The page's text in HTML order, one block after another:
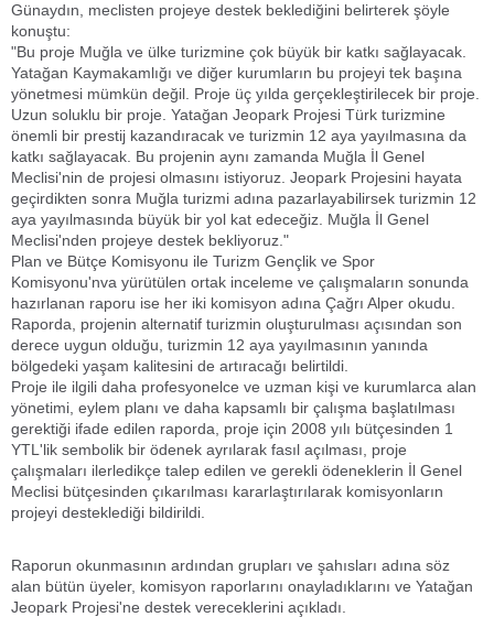
Günaydın, meclisten projeye destek beklediğini belirterek şöyle
konuştu:
"Bu proje Muğla ve ülke turizmine çok büyük bir katkı sağlayacak.
Yatağan Kaymakamlığı ve diğer kurumların bu projeyi tek başına
yönetmesi mümkün değil. Proje üç yılda gerçekleştirilecek bir proje.
Uzun soluklu bir proje. Yatağan Jeopark Projesi Türk turizmine
önemli bir prestij kazandıracak ve turizmin 12 aya yayılmasına da
katkı sağlayacak. Bu projenin aynı zamanda Muğla İl Genel
Meclisi'nin de projesi olmasını istiyoruz. Jeopark Projesini hayata
geçirdikten sonra Muğla turizmi adına pazarlayabilirsek turizmin 12
aya yayılmasında büyük bir yol kat edeceğiz. Muğla İl Genel
Meclisi'nden projeye destek bekliyoruz."
Plan ve Bütçe Komisyonu ile Turizm Gençlik ve Spor
Komisyonu'nva yürütülen ortak inceleme ve çalışmaların sonunda
hazırlanan raporu ise her iki komisyon adına Çağrı Alper okudu.
Raporda, projenin alternatif turizmin oluşturulması açısından son
derece uygun olduğu, turizmin 12 aya yayılmasının yanında
bölgedeki yaşam kalitesini de artıracağı belirtildi.
Proje ile ilgili daha profesyonelce ve uzman kişi ve kurumlarca alan
yönetimi, eylem planı ve daha kapsamlı bir çalışma başlatılması
gerektiği ifade edilen raporda, proje için 2008 yılı bütçesinden 1
YTL'lik sembolik bir ödenek ayrılarak fasıl açılması, proje
çalışmaları ilerledikçe talep edilen ve gerekli ödeneklerin İl Genel
Meclisi bütçesinden çıkarılması kararlaştırılarak komisyonların
projeyi desteklediği bildirildi.
Raporun okunmasının ardından grupları ve şahısları adına söz
alan bütün üyeler, komisyon raporlarını onayladıklarını ve Yatağan
Jeopark Projesi'ne destek vereceklerini açıkladı.